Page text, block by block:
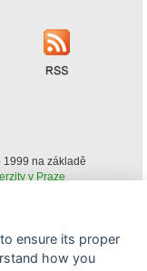
1999 na základě
v Praze
je možné
zdroje v podobě
ensure its proper
how you